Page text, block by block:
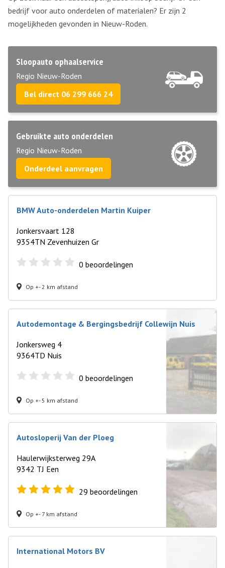
bedrijf voor auto onderdelen of materialen? Er zijn 2
mogelijkheden gevonden in Nieuw-Roden.
Sloopauto ophaalservice
Regio Nieuw-Roden
Bel direct 06 299 666 24
Gebruikte auto onderdelen
Regio Nieuw-Roden
Onderdeel aanvragen
BMW Auto-onderdelen Martin Kuiper
Jonkersvaart 128
9354TN Zevenhuizen Gr
0 beoordelingen
Op +- 2 km afstand
Autodemontage & Bergingsbedrijf Collewijn Nuis
Jonkersweg 4
9364TD Nuis
0 beoordelingen
Op +- 5 km afstand
Autosloperij Van der Ploeg
Haulerwijksterweg 29A
9342 TJ Een
29 beoordelingen
Op +- 7 km afstand
International Motors BV